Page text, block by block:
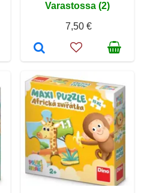
Varastossa (2)
7,50 €